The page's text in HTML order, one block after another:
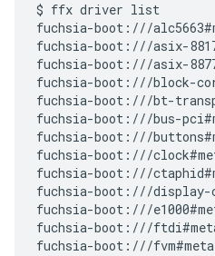
$ ffx driver list
fuchsia-boot:///
fuchsia-boot:///asix-
fuchsia-boot:///asix-
fuchsia-boot:///block-
fuchsia-boot:///bt-
fuchsia-boot:///bus-
fuchsia-boot:///
fuchsia-boot:///
fuchsia-boot:///
fuchsia-boot:///display-
fuchsia-boot:///
fuchsia-boot:///
fuchsia-boot:///